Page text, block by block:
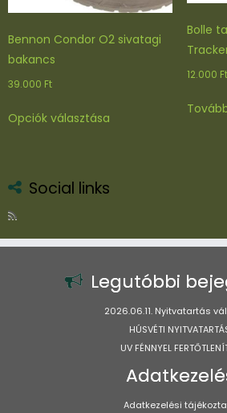
Bennon Condor O2 sivatagi
bakancs
39.000 Ft
Opciók választása
a
választhatók
Bolle
12.000 Ft
Social links
Legutóbbi
2026.06.11. Nyitvatartás
HÚSVÉTI
UV FÉNNYEL
Adatkezelési